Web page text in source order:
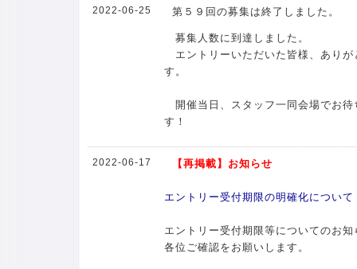
2022-06-25 第５９回の募集は終了しました。
募集人数に到達しました。
エントリーいただいた皆様、ありが
す。
開催当日、スタッフ一同会場でお待
す！
2022-06-17 【再掲載】お知らせ
エントリー受付期限の明確化について
エントリー受付期限等についてのお知
各位ご確認をお願いします。